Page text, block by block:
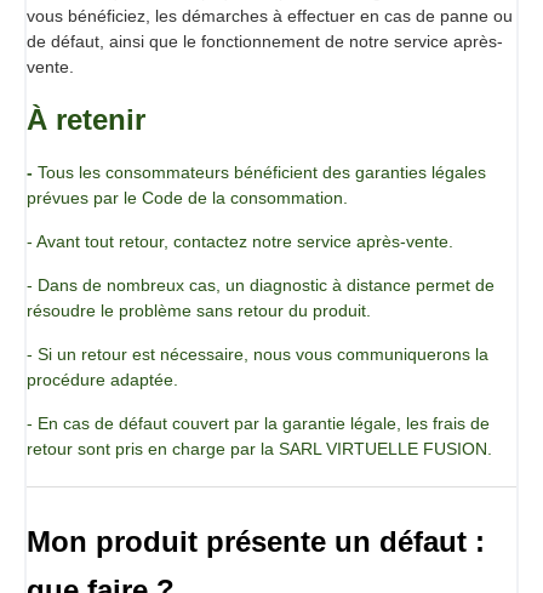
vous bénéficiez, les démarches à effectuer en cas de panne ou
de défaut, ainsi que le fonctionnement de notre service après-
vente.
À retenir
- Tous les consommateurs bénéficient des garanties légales
prévues par le Code de la consommation.
- Avant tout retour, contactez notre service après-vente.
- Dans de nombreux cas, un diagnostic à distance permet de
résoudre le problème sans retour du produit.
- Si un retour est nécessaire, nous vous communiquerons la
procédure adaptée.
- En cas de défaut couvert par la garantie légale, les frais de
retour sont pris en charge par la SARL VIRTUELLE FUSION.
Mon produit présente un défaut :